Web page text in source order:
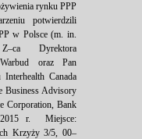
rynku PPP
potwierdzili
w Polsce (m. in.
Dyrektora
oraz Pan
Canada
Business Advisory
Corporation, Bank
r. Miejsce:
Krzyży 3/5, 00–